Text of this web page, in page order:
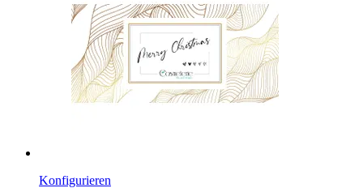
Konfigurieren